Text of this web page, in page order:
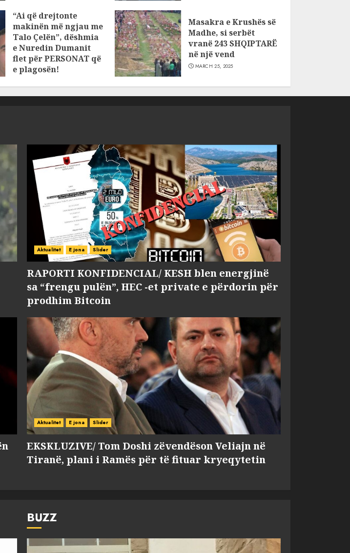
“Ai që drejtonte
makinën më ngjau me
Talo Çelën”, dëshmia
e Nuredin Dumanit
flet për PERSONAT që
e plagosën!
Masakra e Krushës së
Madhe, si serbët
vranë 243 SHQIPTARË
në një vend
MARCH 25, 2025
Aktualitet E jona Slider
RAPORTI KONFIDENCIAL/ KESH blen energjinë
sa “frengu pulën”, HEC -et private e përdorin për
prodhim Bitcoin
Aktualitet E jona Slider
EKSKLUZIVE/ Tom Doshi zëvendëson Veliajn në
Tiranë, plani i Ramës për të fituar kryeqytetin
BUZZ